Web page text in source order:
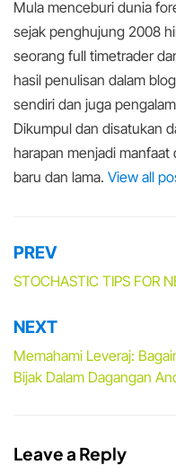
Mula menceburi dunia
sejak penghujung 2008
seorang full timetrader
hasil penulisan dalam
sendiri dan juga
Dikumpul dan disatukan
harapan menjadi
baru dan lama. View all
Post
navigation
PREV
STOCHASTIC TIPS FOR
NEXT
Memahami Leveraj:
Bijak Dalam Dagangan
Leave a Reply